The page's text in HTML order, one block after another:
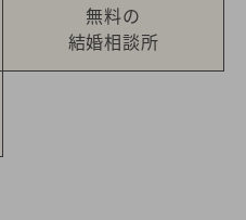
無料の
結婚相談所